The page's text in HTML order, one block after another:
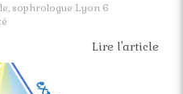
sophrologue Lyon 6
Lire l'article